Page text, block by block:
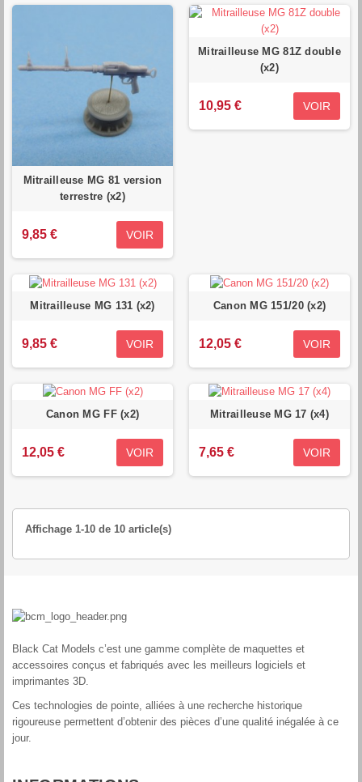
Mitrailleuse MG 81 version
terrestre (x2)
9,85 € VOIR
Mitrailleuse MG 81Z double
(x2)
10,95 € VOIR
Mitrailleuse MG 131 (x2)
9,85 € VOIR
Canon MG 151/20 (x2)
12,05 € VOIR
Canon MG FF (x2)
12,05 € VOIR
Mitrailleuse MG 17 (x4)
7,65 € VOIR
Affichage 1-10 de 10 article(s)
Black Cat Models c’est une gamme complète de maquettes et
accessoires conçus et fabriqués avec les meilleurs logiciels et
imprimantes 3D.
Ces technologies de pointe, alliées à une recherche historique
rigoureuse permettent d’obtenir des pièces d’une qualité inégalée à ce
jour.